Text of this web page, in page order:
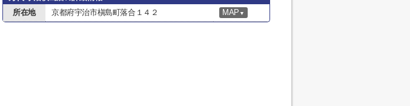
所在地
京都府宇治市槇島町落合１４２ MAP ▼